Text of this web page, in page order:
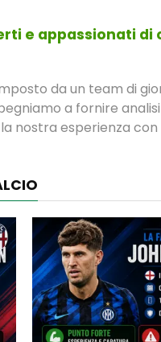
e appassionati
da un team di
a fornire
nostra esperienza